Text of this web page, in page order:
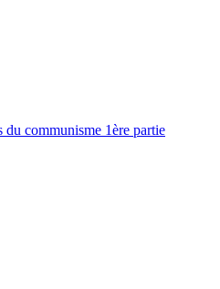
communisme 1ère partie